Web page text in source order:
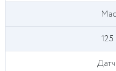
125